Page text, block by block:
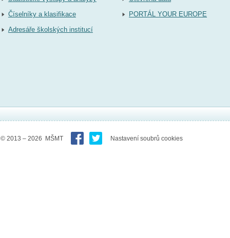
Číselníky a klasifikace
Adresáře školských institucí
PORTÁL YOUR EUROPE
© 2013 – 2026 MŠMT Nastavení soubrů cookies